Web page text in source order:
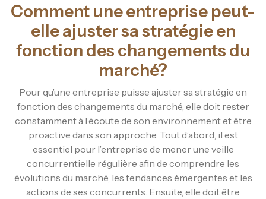
Comment une entreprise peut-
elle ajuster sa stratégie en
fonction des changements du
marché?
Pour qu’une entreprise puisse ajuster sa stratégie en
fonction des changements du marché, elle doit rester
constamment à l’écoute de son environnement et être
proactive dans son approche. Tout d’abord, il est
essentiel pour l’entreprise de mener une veille
concurrentielle régulière afin de comprendre les
évolutions du marché, les tendances émergentes et les
actions de ses concurrents. Ensuite, elle doit être